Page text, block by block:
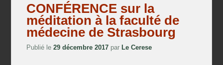
CONFÉRENCE sur la
méditation à la faculté de
médecine de Strasbourg
Publié le29 décembre 2017 parLe Cerese